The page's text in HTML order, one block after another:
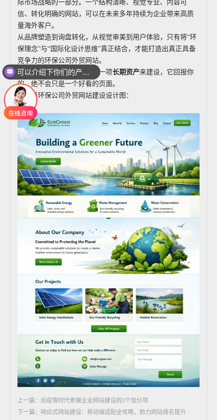
际市场战略的一部分。一个结构清晰、视觉专业、内容可
信、转化明确的网站，可以在未来多年持续为企业带来高质
量海外客户。
从品牌塑造到询盘转化，从视觉审美到用户体验，只有将“环
保理念”与“国际化设计思维”真正结合，才能打造出真正具备
竞争力的环保公司外贸网站。
如果你把环保外贸网站当成一项长期资产来建设，它回报你
的，绝不会只是一个好看的页面。
下面是环保公司外贸网站建设设计图：
上一篇：后疫情时代参展企业网站建设的3个加分项
下一篇：响应式网站建设：移动端适配全攻略，助力网站排名提升
你们是怎么收费的呢